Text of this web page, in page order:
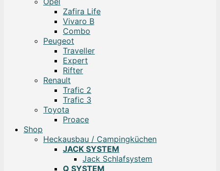
Zafira Life
Vivaro B
Combo
Peugeot
Traveller
Expert
Rifter
Renault
Trafic 2
Trafic 3
Toyota
Proace
Shop
Heckausbau / Campingküchen
JACK SYSTEM
Jack Schlafsystem
Q SYSTEM